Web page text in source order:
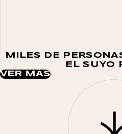
MILES DE
EL SUYO
VER MÁS